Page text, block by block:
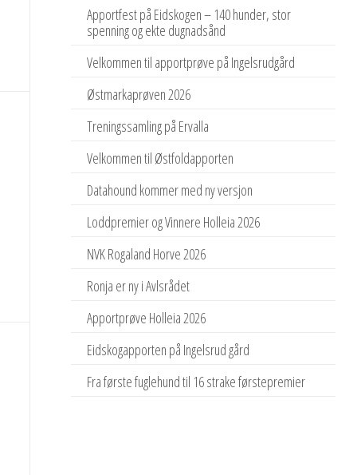
Apportfest på Eidskogen – 140 hunder, stor
spenning og ekte dugnadsånd
Velkommen til apportprøve på Ingelsrudgård
Østmarkaprøven 2026
Treningssamling på Ervalla
Velkommen til Østfoldapporten
Datahound kommer med ny versjon
Loddpremier og Vinnere Holleia 2026
NVK Rogaland Horve 2026
Ronja er ny i Avlsrådet
Apportprøve Holleia 2026
Eidskogapporten på Ingelsrud gård
Fra første fuglehund til 16 strake førstepremier